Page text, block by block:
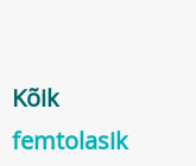
Kõik
femtolasik